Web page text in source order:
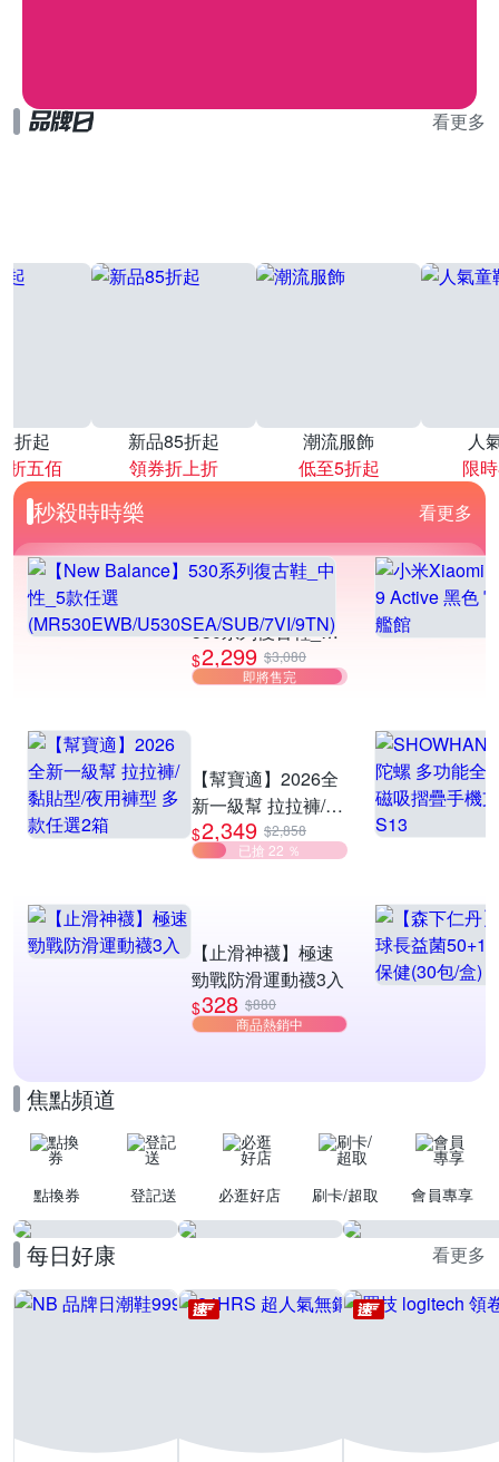
看更多
折起
折五佰
新品85折起
領券折上折
潮流服飾
低至5折起
人
限
秒殺時時樂 看更多
530系列復古鞋_中
性_5款任選
(MR530EWB/U530
$2,299 $3,080
即將售完
【幫寶適】2026全
新一級幫 拉拉褲/黏
貼型/夜用褲型 多款
任選2箱
$2,349 $2,858
已搶 22 ％
【止滑神襪】極速
勁戰防滑運動襪3入
$328 $880
商品熱銷中
焦點頻道
點換券 登記送 必逛好店 刷卡/超取 會員專享
每日好康 看更多